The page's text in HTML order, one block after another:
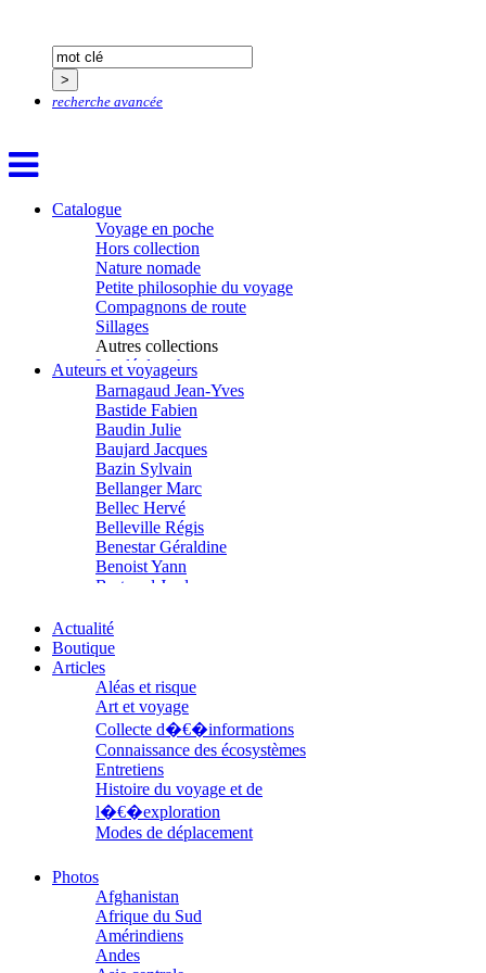
recherche avancée
Catalogue
Voyage en poche
Hors collection
Nature nomade
Petite philosophie du voyage
Compagnons de route
Sillages
Autres collections
La clé des champs
Chemins d’étoiles
Visions
Auteurs et voyageurs
Aïtmatov Tchinguiz
Alaux Marc
Arnould Jacques
Arseniev Vladimir
Aubertel Pierre-Marie
Béjanin Emmanuel
Bérard Géraldine
Baldit de Barral Siméon
Balen Noël
Balhi Jamel
Bardon Frédérique
Barnagaud Jean-Yves
Bastide Fabien
Baudin Julie
Baujard Jacques
Bazin Sylvain
Bellanger Marc
Bellec Hervé
Belleville Régis
Benestar Géraldine
Benoist Yann
Bertrand Jordane
Bezsonov Youri
Bideau Michel-Cosme
Billard Yannick
Blanchet Anne-Lise
Bluntzer Christophe
Bobin Mathieu
Boch Anne-Laure
Boch Julie
Boclet-Weller Robin
Boillot Henri
Bonnem Éric
Boudart Jean-Louis
Boulnois Lucette
Bourgault Pierrick
Brès Justine
Brès Romain
Brossier Éric
Actualité
Boutique
Articles
Aléas et risque
Art et voyage
Collecte d�€�informations
Connaissance des écosystèmes
Entretiens
Histoire du voyage et de
l�€�exploration
Modes de déplacement
Parcours choisis
Patrimoine
Petite ethnographie
Portraits
Questions de survie
Réflexions
Photos
Afghanistan
Afrique du Sud
Amérindiens
Andes